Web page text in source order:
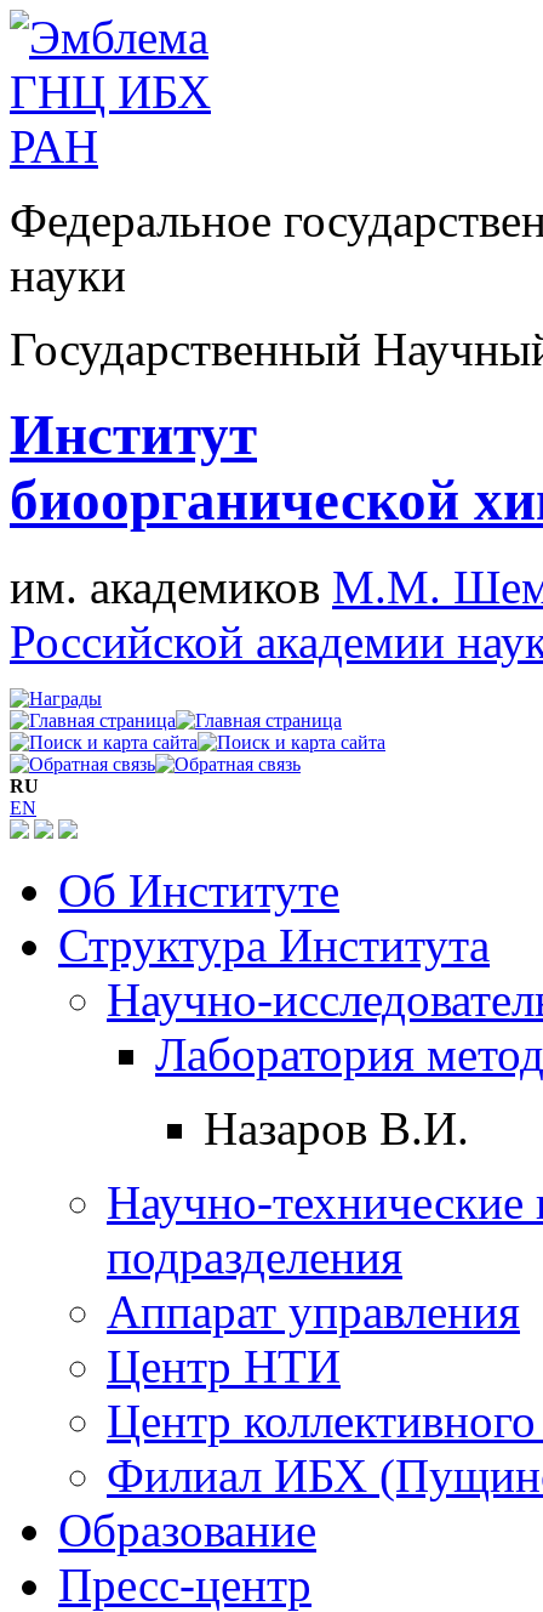
Федеральное
науки
Государственный
Институт
биоорганической
им. академиков М.М.
Российской академии
RU
EN
Об Институте
Структура Института
Научно-
Лаборатория
Назаров В.И.
Научно-технические
подразделения
Аппарат управления
Центр НТИ
Центр
Филиал ИБХ
Образование
Пресс-центр